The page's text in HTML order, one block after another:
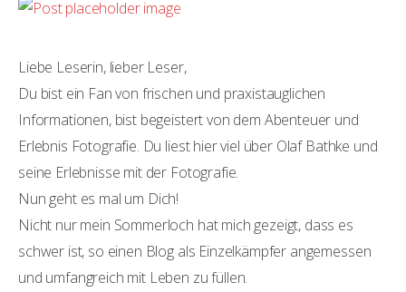
Liebe Leserin, lieber Leser,
Du bist ein Fan von frischen und praxistauglichen
Informationen, bist begeistert von dem Abenteuer und
Erlebnis Fotografie. Du liest hier viel über Olaf Bathke und
seine Erlebnisse mit der Fotografie.
Nun geht es mal um Dich!
Nicht nur mein Sommerloch hat mich gezeigt, dass es
schwer ist, so einen Blog als Einzelkämpfer angemessen
und umfangreich mit Leben zu füllen.